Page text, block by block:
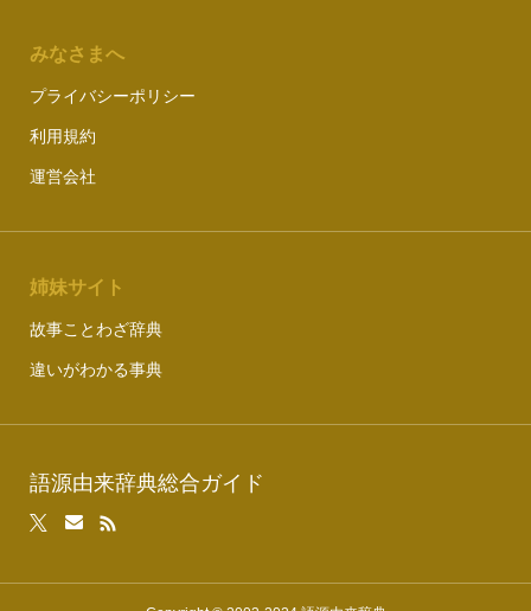
みなさまへ
プライバシーポリシー
利用規約
運営会社
姉妹サイト
故事ことわざ辞典
違いがわかる事典
語源由来辞典総合ガイド